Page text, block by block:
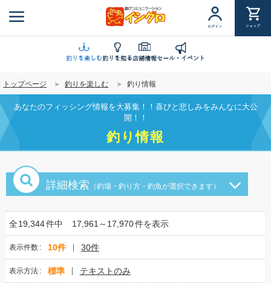
ン
に
移
動
ログイン ショップ
釣りを楽しむ釣りを知る店舗情報セール・イベント
トップページ 釣りを楽しむ 釣り情報
あなたのフィッシング情報を大募集！！喜びと悲しみをみんなに大公
開！！
釣り情報
詳細検索 （釣場・釣り方・釣魚が選択できます）
全19,344件中 17,961～17,970件を表示
表示件数 10件 30件
表示方法 標準 テキストのみ